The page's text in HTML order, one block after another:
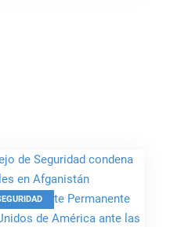
aseguran
al
Consejo
Permanente
de América ante las